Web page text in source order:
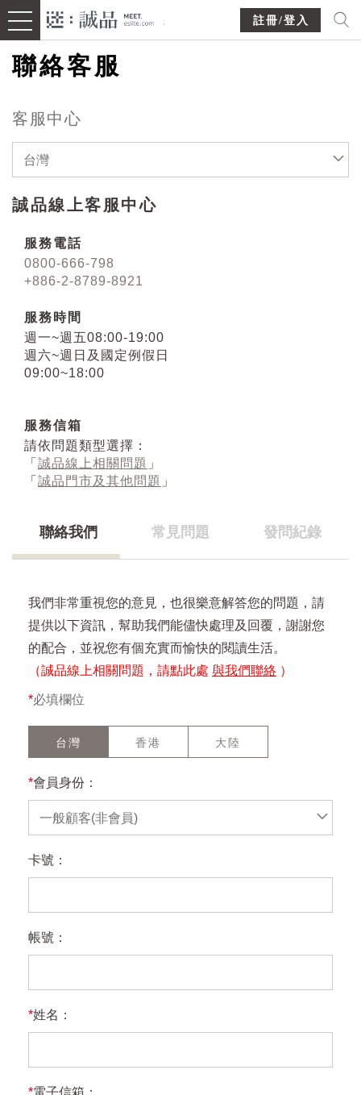
註冊/登入
聯絡客服
客服中心
台灣
誠品線上客服中心
服務電話
0800-666-798
+886-2-8789-8921
服務時間
週一~週五08:00-19:00
週六~週日及國定例假日
09:00~18:00
服務信箱
請依問題類型選擇：
「 誠品線上相關問題 」
「 誠品門市及其他問題 」
聯絡我們 常見問題 發問紀錄
我們非常重視您的意見，也很樂意解答您的問題，請
提供以下資訊，幫助我們能儘快處理及回覆，謝謝您
的配合，並祝您有個充實而愉快的閱讀生活。
（誠品線上相關問題，請點此處 與我們聯絡 ）
*必填欄位
台灣 香港 大陸
*會員身份：
一般顧客(非會員)
卡號：
帳號：
*姓名：
*電子信箱：